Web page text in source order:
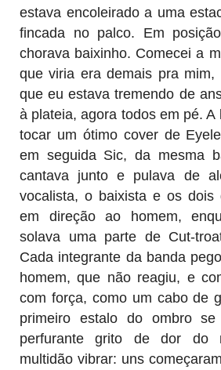
estava encoleirado a uma
fincada no palco. Em
chorava baixinho. Comecei a
que viria era demais pra
que eu estava tremendo de
à plateia, agora todos em pé. A
tocar um ótimo cover de
em seguida Sic, da mesma
cantava junto e pulava de
vocalista, o baixista e os dois
em direção ao homem,
solava uma parte de Cut-
Cada integrante da banda
homem, que não reagiu, e
com força, como um cabo de
primeiro estalo do ombro
perfurante grito de dor do
multidão vibrar: uns